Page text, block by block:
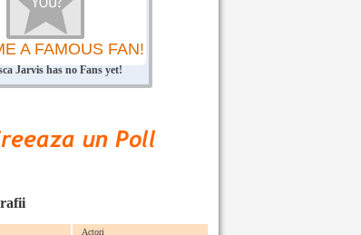
A FAMOUS FAN!
Jarvis has no Fans yet!
Actori